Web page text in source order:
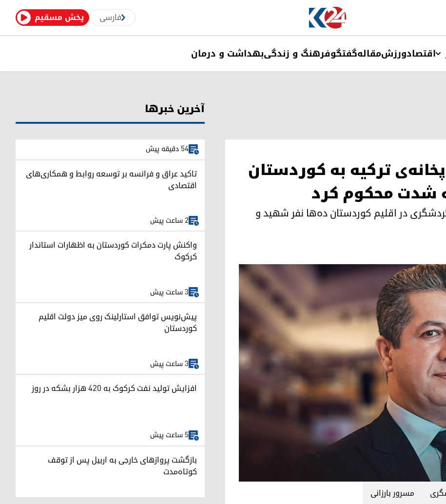
پخش مسقیم فارسی
اقتصادورزشمقالهگفتگوفرهنگ و زندگیبهداشت و درمان
ترکیه به کوردستان
شدت محکوم کرد
در اقلیم کوردستان ده‌ها نفر شهید و
مسرور بارزانی
آخرین خبرها
54 دقیقه پیش
تاکید عراق و فرانسه بر توسعه روابط و همکاری‌های
اقتصادی
2 ساعت پیش
واکنش پارت دمکرات کوردستان به اظهارات استاندار
کرکوک
3 ساعت پیش
پیش‌نویس توافق استارلینک روی میز دولت اقلیم
کوردستان
3 ساعت پیش
افزایش تولید نفت کرکوک به ۴۲۰ هزار بشکه در روز
5 ساعت پیش
بازگشت پروازهای خارجی به اربیل پس از توقف
کوتاه‌مدت